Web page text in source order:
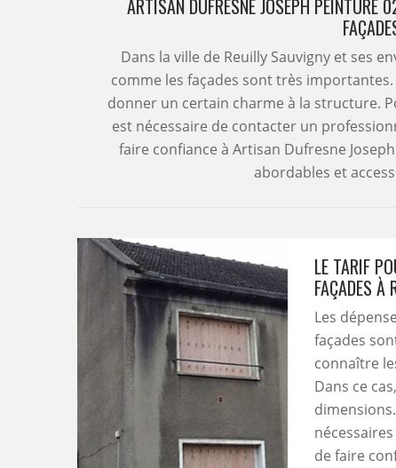
ARTISAN DUFRESNE JOSEPH PEINTURE
Dans la ville de Reuilly Sauvigny et ses
comme les façades sont très
donner un certain charme à la structure.
est nécessaire de contacter un
faire confiance à Artisan Dufresne
abordables et
LE TARIF
FAÇADES À
Les
façades
connaître
Dans ce
de faire